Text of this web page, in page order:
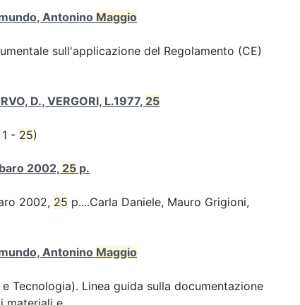
Antonino Maggio
sull'applicazione del Regolamento (CE)
D., VERGORI, L.1977, 25
- 25)
2002, 25 p.
2002, 25 p....Carla Daniele, Mauro Grigioni,
Antonino Maggio
Tecnologia). Linea guida sulla documentazione